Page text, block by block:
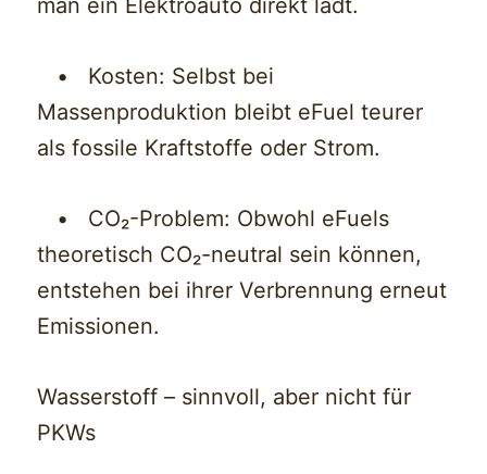
• Kosten: Selbst bei
Massenproduktion bleibt eFuel teurer
als fossile Kraftstoffe oder Strom.
• CO₂-Problem: Obwohl eFuels
theoretisch CO₂-neutral sein können,
entstehen bei ihrer Verbrennung erneut
Emissionen.
Wasserstoff – sinnvoll, aber nicht für
PKWs